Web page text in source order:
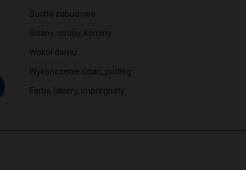
Sucha zabudowa
Ściany, stropy, kominy
Wokół domu
Wykończenie ścian, podłóg
Farby, lakiery, impregnaty